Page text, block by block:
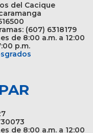
del Cacique
(607) 6318179
de 8:00 a.m. a 12:00
p.m.
de 8:00 a.m. a 12:00